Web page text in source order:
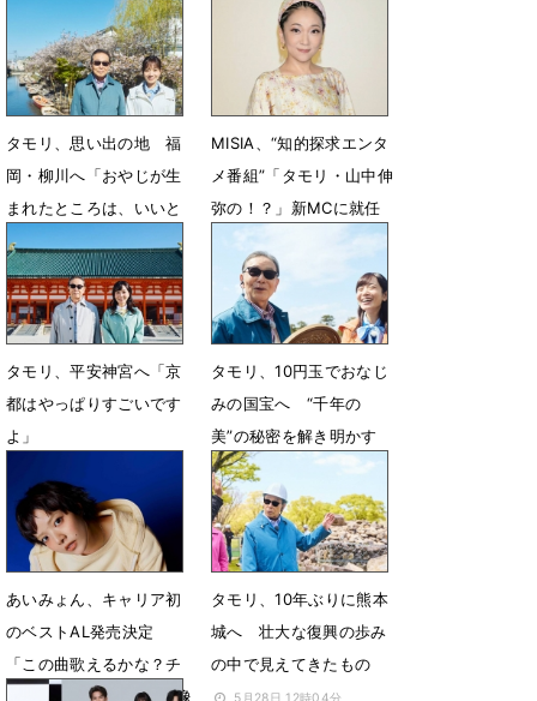
7月24日 12時29分
づくりに迫る
7月9日 12時32分
タモリ、思い出の地 福
岡・柳川へ「おやじが生
まれたところは、いいと
ころです」
6月25日 12時32分
MISIA、“知的探求エンタ
メ番組”「タモリ・山中伸
弥の！？」新MCに就任
タモリ、平安神宮へ「京
都はやっぱりすごいです
よ」
タモリ、10円玉でおなじ
みの国宝へ “千年の
美”の秘密を解き明かす
6月6日 11時36分
あいみょん、キャリア初
のベストAL発売決定
「この曲歌えるかな？チ
ャレンジ!!」ティザー映像
タモリ、10年ぶりに熊本
城へ 壮大な復興の歩み
の中で見えてきたもの
5月28日 12時04分